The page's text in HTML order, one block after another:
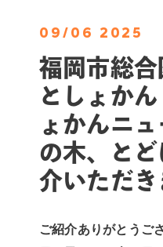
09/06 2025
福岡市総
としょか
ょかんニ
の木、と
介いただき
ご紹介ありがとうご